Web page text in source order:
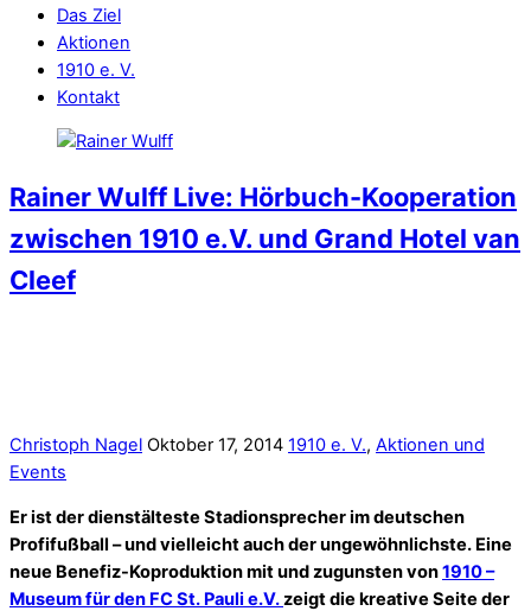
Das Ziel
Aktionen
1910 e. V.
Kontakt
Rainer Wulff Live: Hörbuch-Kooperation
zwischen 1910 e.V. und Grand Hotel van
Cleef
Christoph Nagel Oktober 17, 2014 1910 e. V., Aktionen und
Events
Er ist der dienstälteste Stadionsprecher im deutschen
Profifußball – und vielleicht auch der ungewöhnlichste. Eine
neue Benefiz-Koproduktion mit und zugunsten von1910 –
Museum für den FC St. Pauli e.V.zeigt die kreative Seite der